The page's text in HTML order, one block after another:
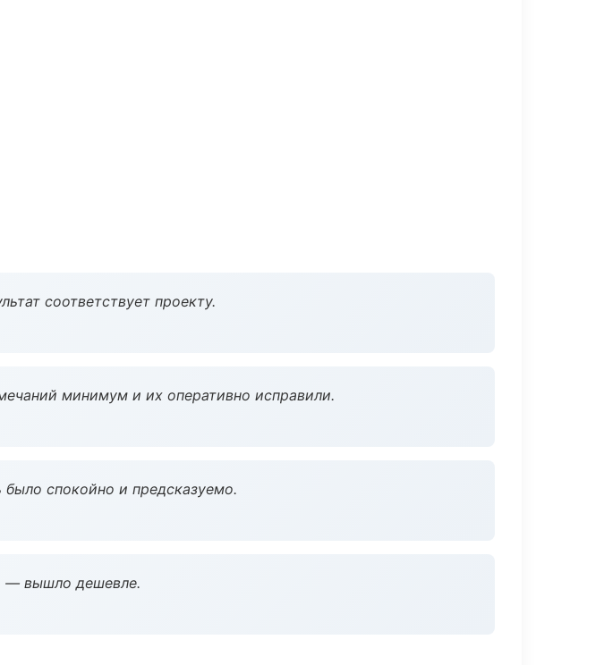
соответствует проекту.
минимум и их оперативно исправили.
было спокойно и предсказуемо.
— вышло дешевле.